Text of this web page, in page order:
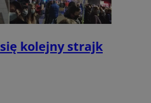
kolejny strajk